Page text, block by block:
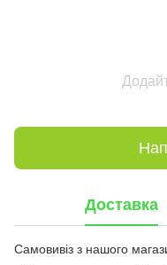
Доставка
Самовивіз з нашого